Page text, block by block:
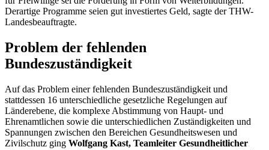
Derartige Programme seien gut investiertes Geld, sagte der THW-
Landesbeauftragte.
Problem der fehlenden
Bundeszuständigkeit
Auf das Problem einer fehlenden Bundeszuständigkeit und
stattdessen 16 unterschiedliche gesetzliche Regelungen auf
Länderebene, die komplexe Abstimmung von Haupt- und
Ehrenamtlichen sowie die unterschiedlichen Zuständigkeiten und
Spannungen zwischen den Bereichen Gesundheitswesen und
Zivilschutz ging Wolfgang Kast, Teamleiter Gesundheitlicher